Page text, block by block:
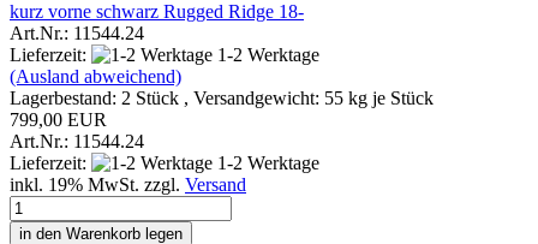
kurz vorne schwarz Rugged Ridge 18-
Art.Nr.: 11544.24
Lieferzeit:
1-2 Werktage
(Ausland abweichend)
Lagerbestand: 2 Stück , Versandgewicht: 55 kg je Stück
799,00 EUR
Art.Nr.: 11544.24
Lieferzeit:
1-2 Werktage
inkl. 19% MwSt. zzgl. Versand
in den Warenkorb legen